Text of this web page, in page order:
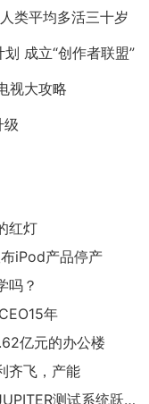
类平均多活三十岁
成立“创作者联盟”
视大攻略
级
红灯
iPod产品停产
吗？
年
亿元的办公楼
齐飞，产能
测试系统跃居第